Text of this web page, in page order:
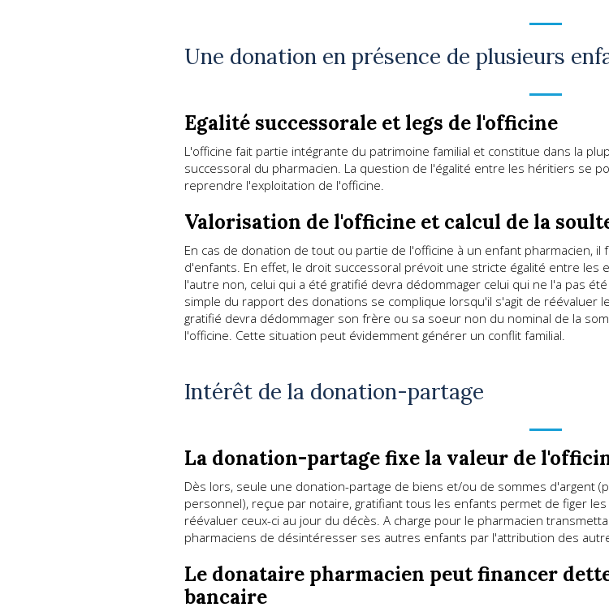
Une donation en présence de plusieurs
Egalité successorale et legs de l'officine
L'officine fait partie intégrante du patrimoine familial et constitue dans la
successoral du pharmacien. La question de l'égalité entre les héritiers se
reprendre l'exploitation de l'officine.
Valorisation de l'officine et calcul de la
En cas de donation de tout ou partie de l'officine à un enfant pharmacien,
d'enfants. En effet, le droit successoral prévoit une stricte égalité entre
l'autre non, celui qui a été gratifié devra dédommager celui qui ne l'a pas
simple du rapport des donations se complique lorsqu'il s'agit de réévaluer
gratifié devra dédommager son frère ou sa soeur non du nominal de la
l'officine. Cette situation peut évidemment générer un conflit familial.
Intérêt de la donation-partage
La donation-partage fixe la valeur de
Dès lors, seule une donation-partage de biens et/ou de sommes d'argent
personnel), reçue par notaire, gratifiant tous les enfants permet de figer
réévaluer ceux-ci au jour du décès. A charge pour le pharmacien
pharmaciens de désintéresser ses autres enfants par l'attribution des
Le donataire pharmacien peut financer
bancaire